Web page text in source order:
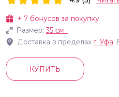
+ 7 бонусов за покупку
Размер:35 см
Доставка в пределах г. Уфа:
КУПИТЬ